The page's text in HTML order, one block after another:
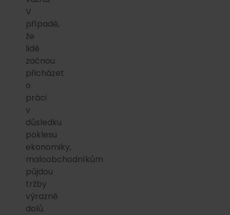
V
případě,
že
lidé
začnou
přicházet
o
práci
v
důsledku
poklesu
ekonomiky,
maloobchodníkům
půjdou
tržby
výrazně
dolů.